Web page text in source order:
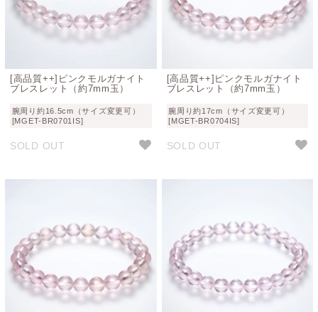
[高品質++]ピンクモルガナイト
ブレスレット（約7mm玉）
腕周り約16.5cm（サイズ変更可）
[MGET-BR0701IS]
SOLD OUT
[高品質++]ピンクモルガナイト
ブレスレット（約7mm玉）
腕周り約17cm（サイズ変更可）
[MGET-BR0704IS]
SOLD OUT